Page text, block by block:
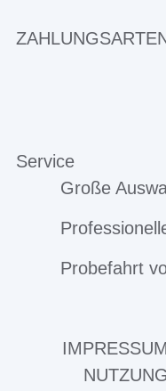
Service
Große
Probefahrt
IMPRESSUM